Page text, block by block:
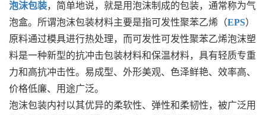
泡沫包装，简单地说，就是用泡沫制成的包装，通常称为气
泡盒。所谓泡沫包装材料主要是指可发性聚苯乙烯（EPS）
原料通过模具进行热处理，而可发性可发性聚苯乙烯泡沫塑
料是一种新型的抗冲击包装材料和保温材料，具有轻质专重
力和高抗冲击性。易成型、外形美观、色泽鲜艳、效率高、
价格低廉、用途广泛。
泡沫包装内衬以其优异的柔软性、弹性和柔韧性，被广泛用